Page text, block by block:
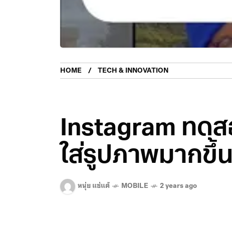
HOME TECH & INNOVATION
Instagram ทดส
ใส่รูปภาพมากขึ้
หนุ่ย แซ่แต้ MOBILE 2 years ago